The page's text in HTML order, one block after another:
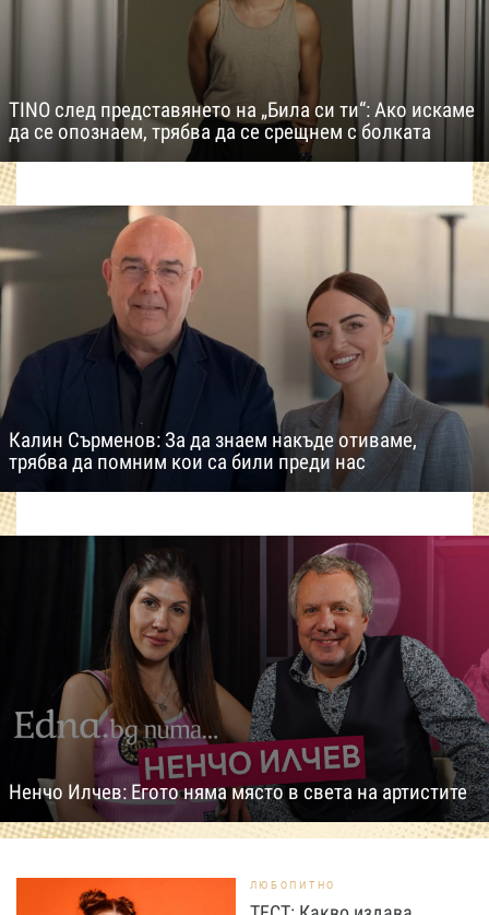
TINO след представянето на „Била си ти“: Ако искаме
да се опознаем, трябва да се срещнем с болката
Калин Сърменов: За да знаем накъде отиваме,
трябва да помним кои са били преди нас
Ненчо Илчев: Егото няма място в света на артистите
ЛЮБОПИТНО